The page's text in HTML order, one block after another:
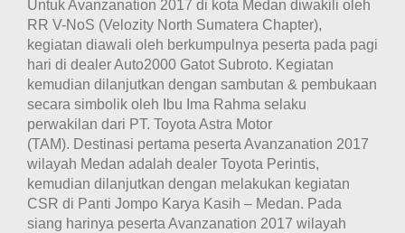
Untuk Avanzanation 2017 di kota Medan diwakili oleh
RR V-NoS (Velozity North Sumatera Chapter),
kegiatan diawali oleh berkumpulnya peserta pada pagi
hari di dealer Auto2000 Gatot Subroto. Kegiatan
kemudian dilanjutkan dengan sambutan & pembukaan
secara simbolik oleh Ibu Ima Rahma selaku
perwakilan dari PT. Toyota Astra Motor
(TAM). Destinasi pertama peserta Avanzanation 2017
wilayah Medan adalah dealer Toyota Perintis,
kemudian dilanjutkan dengan melakukan kegiatan
CSR di Panti Jompo Karya Kasih – Medan. Pada
siang harinya peserta Avanzanation 2017 wilayah